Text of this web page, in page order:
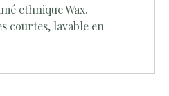
ethnique Wax.
courtes, lavable en